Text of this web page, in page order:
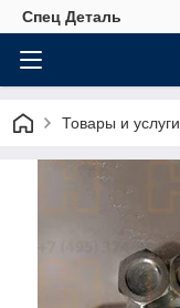
Спец Деталь
Товары и услуги